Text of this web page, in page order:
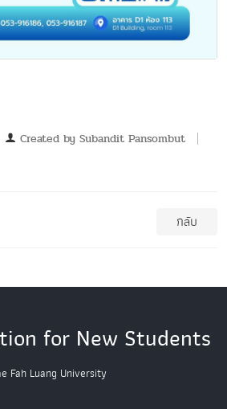
Created by Subandit Pansombut
กลับ
for New Students
Fah Luang University